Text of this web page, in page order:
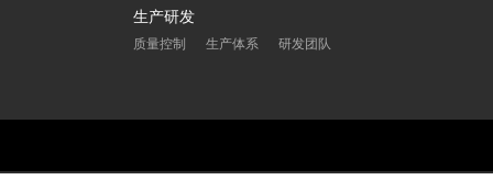
生产研发
质量控制 生产体系 研发团队